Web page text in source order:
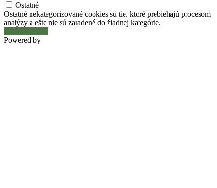
Ostatné
Ostatné nekategorizované cookies sú tie, ktoré prebiehajú procesom
analýzy a ešte nie sú zaradené do žiadnej kategórie.
Powered by